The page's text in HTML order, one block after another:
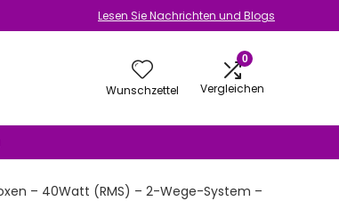
Lesen Sie Nachrichten und Blogs
Wunschzettel
0
Vergleichen
– 40Watt (RMS) – 2-Wege-System –